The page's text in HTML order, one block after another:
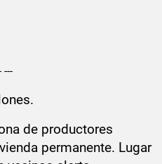
---
de productores
permanente. Lugar